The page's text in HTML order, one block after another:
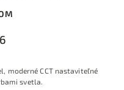
moderné CCT nastaviteľné
svetla.